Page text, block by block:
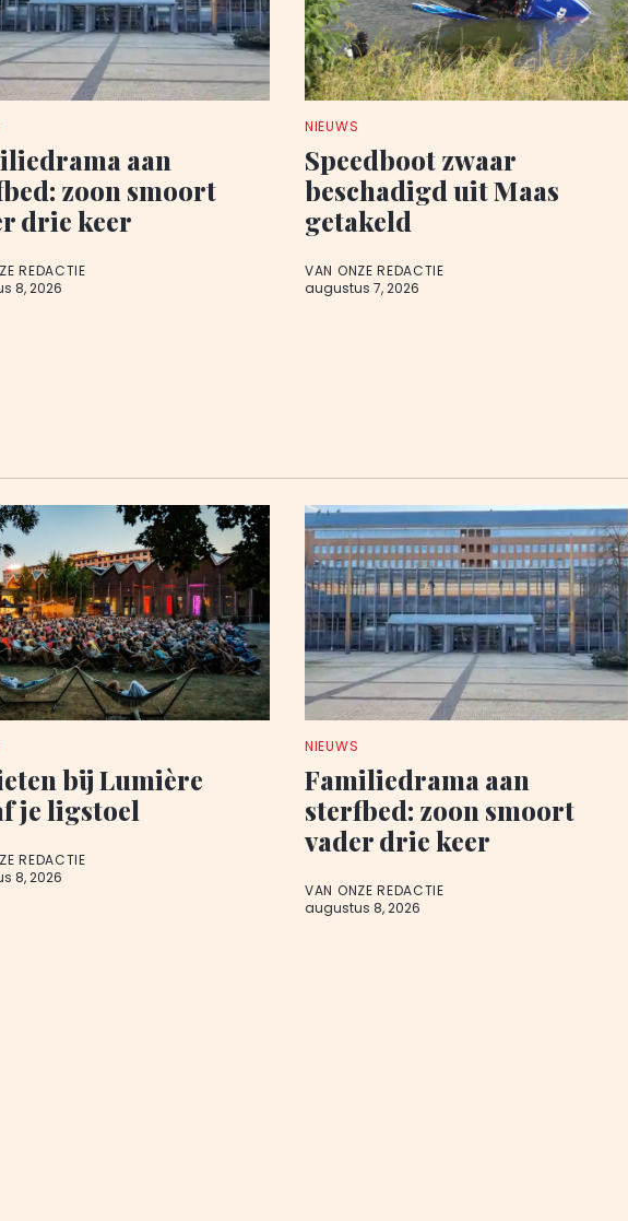
aan
zoon smoort
drie keer
REDACTIE
8, 2026
NIEUWS
Speedboot zwaar
beschadigd uit Maas
getakeld
VAN ONZE REDACTIE
augustus 7, 2026
bij Lumière
je ligstoel
REDACTIE
8, 2026
NIEUWS
Familiedrama aan
sterfbed: zoon smoort
vader drie keer
VAN ONZE REDACTIE
augustus 8, 2026